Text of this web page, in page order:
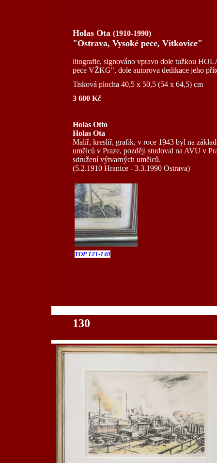
Holas Ota (1910-1990)
"Ostrava, Vysoké pece, Vítkovice"
litografie, signováno vpravo dole tužkou
pece VŽKG", dole autorova dedikace jeho
Tisková plocha 40,5 x 50,5 (54 x 64,5) cm
3 600 Kč
Holas Otto
Holas Ota
Malíř, kreslíř, grafik, v roce 1943 byl na
umělců v Praze, později studoval na AVU v
sdružení výtvarných umělců.
(5.2.1910 Hranice - 3.3.1990 Ostrava)
TOP 121-140
130